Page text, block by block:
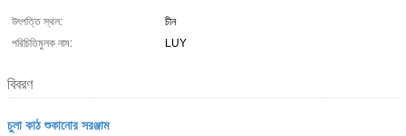
উৎপত্তি স্থল:
চীন
পরিচিতিমুলক নাম:
LUY
বিবরণ
চুলা কাঠ শুকানোর সরঞ্জাম